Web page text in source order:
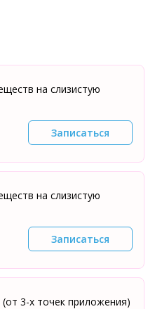
на слизистую
Записаться
на слизистую
Записаться
3-х точек приложения)